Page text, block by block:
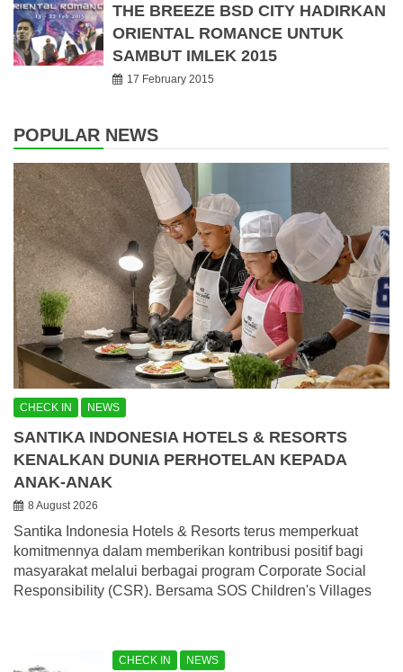
THE BREEZE BSD CITY HADIRKAN
ORIENTAL ROMANCE UNTUK
SAMBUT IMLEK 2015
17 February 2015
POPULAR NEWS
CHECK IN NEWS
SANTIKA INDONESIA HOTELS & RESORTS
KENALKAN DUNIA PERHOTELAN KEPADA
ANAK-ANAK
8 August 2026
Santika Indonesia Hotels & Resorts terus memperkuat
komitmennya dalam memberikan kontribusi positif bagi
masyarakat melalui berbagai program Corporate Social
Responsibility (CSR). Bersama SOS Children's Villages
CHECK IN NEWS